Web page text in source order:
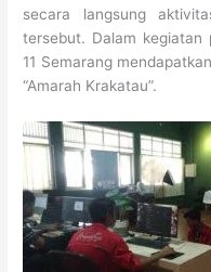
secara langsung
tersebut. Dalam kegiatan
11 Semarang
“Amarah Krakatau”.